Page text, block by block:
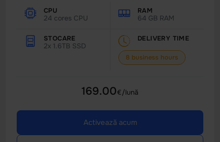
CPU
24 cores CPU
RAM
64 GB RAM
STOCARE
2x 1.6TB SSD
DELIVERY TIME
8 business hours
169.00€/lună
Activează acum